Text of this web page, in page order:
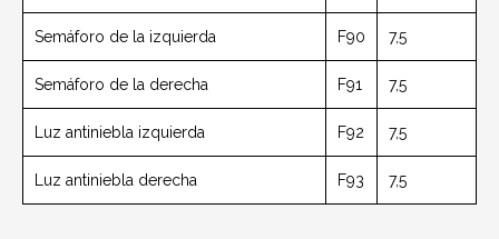
Semáforo de la izquierda F90 7,5
Semáforo de la derecha F91 7,5
Luz antiniebla izquierda F92 7,5
Luz antiniebla derecha F93 7,5